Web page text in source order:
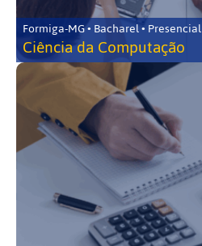
Formiga-MG • Bacharel • Presencial
Ciência da Computação